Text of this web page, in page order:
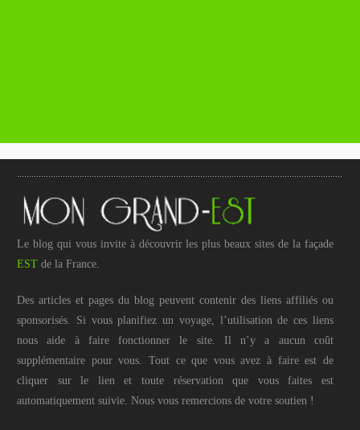
Le blog qui vous invite à découvrir les plus beaux sites de la façade
EST de la France.
Des articles et pages du blog peuvent contenir des liens affiliés ou
sponsorisés. Si vous planifiez un voyage, l’utilisation de ces liens
nous aide à faire fonctionner le site. Il n’y a aucun coût
supplémentaire pour vous. Tout ce que vous avez à faire est de
cliquer sur le lien et toute réservation que vous faites est
automatiquement suivie. Nous vous remercions de votre soutien !